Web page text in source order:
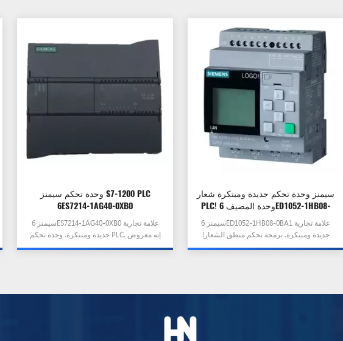
وحدة تحكم سيمنز S7-1200 PLC
6ES7214-1AG40-0XB0
سيمنز 6ES7214-1AG40-0XB0 علامة تجارية
جديدة ومبتكرة. وحدة تحكم PLC. إنه معروض
للبيع الآن بسعر خاص
سيمنز وحدة تحكم جديدة ومبتكرة شعار
PLC! وحدة المضيف 6ED1052-1HB08-
0BA1
سيمنز 6ED1052-1HB08-0BA1 علامة تجارية
جديدة ومبتكرة. برمجة تحكم منطق الشعار!
يستضيف PLC وحدة. إنه معروض للبيع الآن